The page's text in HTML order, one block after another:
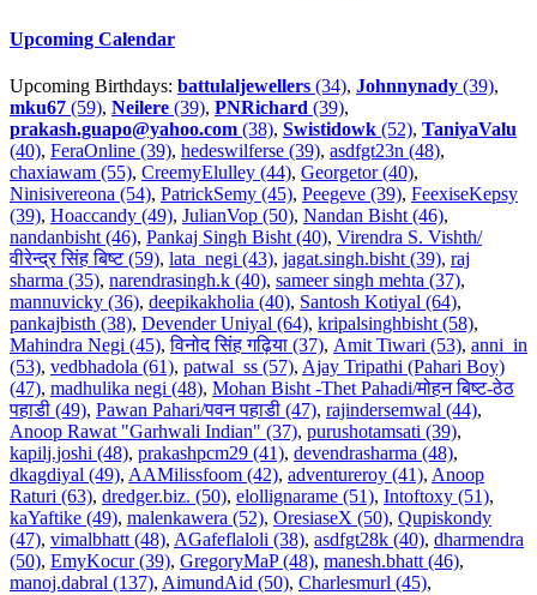
Upcoming Calendar
Upcoming Birthdays: battulaljewellers (34), Johnnynady (39),
mku67 (59), Neilere (39), PNRichard (39),
prakash.guapo@yahoo.com (38), Swistidowk (52), TaniyaValu
(40), FeraOnline (39), hedeswilferse (39), asdfgt23n (48),
chaxiawam (55), CreemyElulley (44), Georgetor (40),
Ninisivereona (54), PatrickSemy (45), Peegeve (39), FeexiseKepsy
(39), Hoaccandy (49), JulianVop (50), Nandan Bisht (46),
nandanbisht (46), Pankaj Singh Bisht (40), Virendra S. Vishth/
वीरेन्द्र सिंह बिष्ट (59), lata_negi (43), jagat.singh.bisht (39), raj
sharma (35), narendrasingh.k (40), sameer singh mehta (37),
mannuvicky (36), deepikakholia (40), Santosh Kotiyal (64),
pankajbisth (38), Devender Uniyal (64), kripalsinghbisht (58),
Mahindra Negi (45),विनोद सिंह गढ़िया (37), Amit Tiwari (53), anni_in
(53), vedbhadola (61), patwal_ss (57), Ajay Tripathi (Pahari Boy)
(47), madhulika negi (48), Mohan Bisht -Thet Pahadi/मोहन बिष्ट-ठेठ
पहाडी (49), Pawan Pahari/पवन पहाडी (47), rajindersemwal (44),
Anoop Rawat "Garhwali Indian" (37), purushotamsati (39),
kapilj.joshi (48), prakashpcm29 (41), devendrasharma (48),
dkagdiyal (49), AAMilissfoom (42), adventureroy (41), Anoop
Raturi (63), dredger.biz. (50), elollignarame (51), Intoftoxy (51),
kaYaftike (49), malenkawera (52), OresiaseX (50), Qupiskondy
(47), vimalbhatt (48), AGafeflaloli (38), asdfgt28k (40), dharmendra
(50), EmyKocur (39), GregoryMaP (48), manesh.bhatt (46),
manoj.dabral (137), AimundAid (50), Charlesmurl (45),